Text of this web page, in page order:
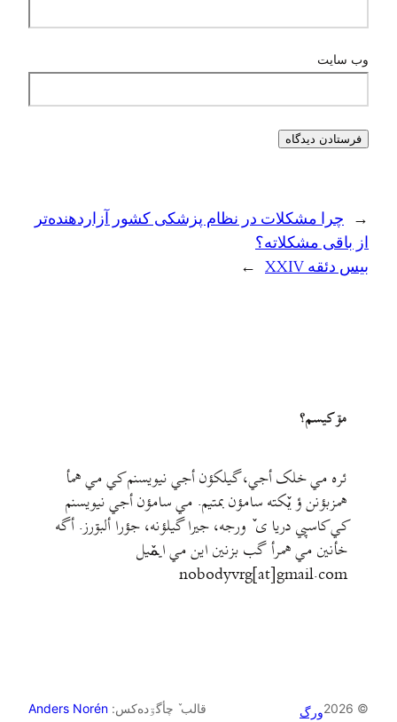
وب‌ سایت
←
چرا مشکلات در نظام پزشکی کشور آزاردهنده‌تر
از باقی مشکلاته؟
بیس دئقه XXIV
→
مۊ کيسم؟
ئره مي خلک أجي، گيلکؤن أجي نيويسنم کي مي همأ
همزبؤنن ؤ يٚکته سامؤن بمتيم. مي سامؤن أجي نيويسنم
کي کاسپي دريا ی ٚ ورجه، جيرا گيلؤنه، جؤرا ألبۊرز. أگه
خأنين مي همرأ گب بزنين اين مي ايمٚیل‌ ‌
nobodyvrg[at]gmail.com
© 2026 ورگ قالب ٚ چأگۊده‌کس: Anders Norén